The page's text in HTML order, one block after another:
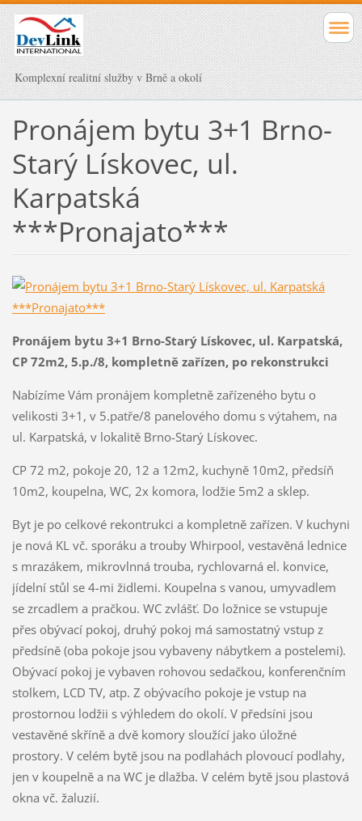
Komplexní realitní služby v Brně a okolí
Pronájem bytu 3+1 Brno-
Starý Lískovec, ul.
Karpatská
***Pronajato***
Pronájem bytu 3+1 Brno-Starý Lískovec, ul. Karpatská,
CP 72m2, 5.p./8, kompletně zařízen, po rekonstrukci
Nabízíme Vám pronájem kompletně zařízeného bytu o
velikosti 3+1, v 5.patře/8 panelového domu s výtahem, na
ul. Karpatská, v lokalitě Brno-Starý Lískovec.
CP 72 m2, pokoje 20, 12 a 12m2, kuchyně 10m2, předsíň
10m2, koupelna, WC, 2x komora, lodžie 5m2 a sklep.
Byt je po celkové rekontrukci a kompletně zařízen. V kuchyni
je nová KL vč. sporáku a trouby Whirpool, vestavěná lednice
s mrazákem, mikrovlnná trouba, rychlovarná el. konvice,
jídelní stůl se 4-mi židlemi. Koupelna s vanou, umyvadlem
se zrcadlem a pračkou. WC zvlášť. Do ložnice se vstupuje
přes obývací pokoj, druhý pokoj má samostatný vstup z
předsíně (oba pokoje jsou vybaveny nábytkem a postelemi).
Obývací pokoj je vybaven rohovou sedačkou, konferenčním
stolkem, LCD TV, atp. Z obývacího pokoje je vstup na
prostornou lodžii s výhledem do okolí. V předsíni jsou
vestavěné skříně a dvě komory sloužící jako úložné
prostory. V celém bytě jsou na podlahách plovoucí podlahy,
jen v koupelně a na WC je dlažba. V celém bytě jsou plastová
okna vč. žaluzií.